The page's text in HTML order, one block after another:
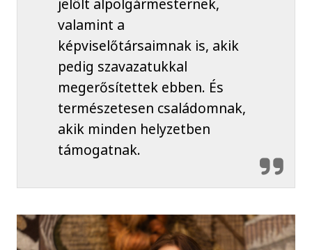
jelölt alpolgármesternek,
valamint a
képviselőtársaimnak is, akik
pedig szavazatukkal
megerősítettek ebben. És
természetesen családomnak,
akik minden helyzetben
támogatnak.